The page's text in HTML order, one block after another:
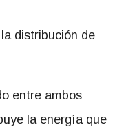
distribución de
entre ambos
la energía que